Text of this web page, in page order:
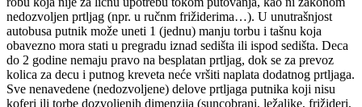
nedozvoljen prtljag (npr. u ručnm frižiderima…). U unutrašnjost
autobusa putnik može uneti 1 (jednu) manju torbu i tašnu koja
obavezno mora stati u pregradu iznad sedišta ili ispod sedišta. Deca
do 2 godine nemaju pravo na besplatan prtljag, dok se za prevoz
kolica za decu i putnog kreveta neće vršiti naplata dodatnog prtljaga.
Sve nenavedene (nedozvoljene) delove prtljaga putnika koji nisu
koferi ili torbe dozvoljenih dimenzija (suncobrani, ležaljke, frižideri,